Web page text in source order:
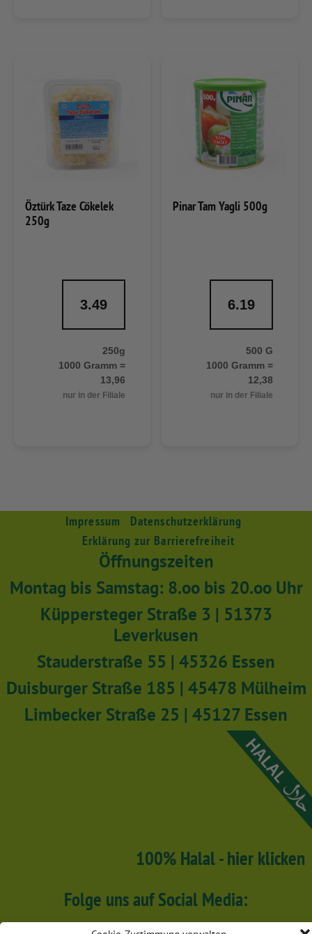
Öztürk Taze Cökelek
250g
3.49
250g
1000 Gramm =
13,96
nur in der Filiale
Pinar Tam Yagli 500g
6.19
500 G
1000 Gramm =
12,38
nur in der Filiale
Impressum
Datenschutzerklärung
Erklärung zur Barrierefreiheit
Öffnungszeiten
Montag bis Samstag: 8.oo bis 20.oo Uhr
Küppersteger Straße 3 | 51373
Leverkusen
Stauderstraße 55 | 45326 Essen
Duisburger Straße 185 | 45478 Mülheim
Limbecker Straße 25 | 45127 Essen
100% Halal - hier klicken
Folge uns auf Social Media: